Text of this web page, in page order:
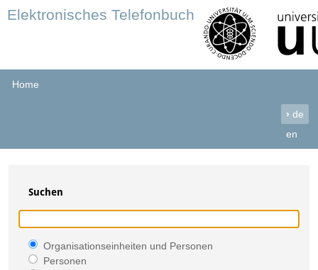
Elektronisches Telefonbuch
Home
› de
en
Suchen
Organisationseinheiten und Personen
Personen